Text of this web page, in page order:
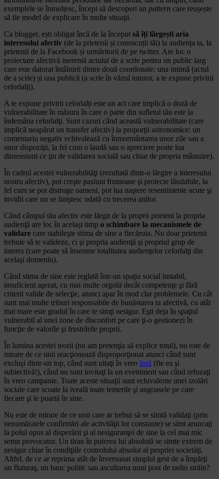
exemplele se înmulțesc, începi să descoperi un pattern care reușește
să fie model de explicare în multe situaţii.
Ca blogger, ești obligat încă de la început să îți lărgești aria
interesului afectiv (de la prietenii și cunoscuții tăi) la audiența ta, la
prietenii de la Facebook și urmăritorii de pe twitter. Are loc o
proiectare afectivă inerentă actului de a scrie pentru un public larg
care este datorat întâlnirii dintre două coordonate: una intimă (actul
de a scrie) și una publică (a scrie în văzul tuturor, a te expune privirii
celorlalți).
A te expune privirii celorlalți este un act care implică o doză de
vulnerabilitate în măsura în care o parte din sufletul tău este la
îndemâna celorlalţi. Sunt cazuri când această vulnerabilitate (care
implică neapărat un transfer afectiv) ia proporţii astronomice: un
comentariu negativ echivalează cu înmormântarea unor zile sau a
unor dispoziţii, la fel cum o laudă sau o apreciere poate lua
dimensiuni ce ţin de validarea socială sau chiar de propria mântuire).
În cadrul acestei vulnerabilităţi (rezultată dintr-o lărgire a interesului
nostru afectiv), pot creşte pasiuni frumoase şi proiecte lăudabile, la
fel cum se pot distruge oameni, pot lua naştere resentimente acute şi
invidii care nu se liniştesc odată cu trecerea anilor.
Când câmpul tău afectiv este lărgit de la proprii prieteni la propria
audienţă are loc în același timp o schimbare la mecanismele de
validare care stabileşte stima de sine a fiecăruia. Nu doar prietenii
trebuie să te valideze, ci şi propria audienţă şi propriul grup de
interes (care poate să însemne totalitatea audienţelor celorlalţi din
acelaşi domeniu).
Când stima de sine este reglată într-un spaţiu social instabil,
insuficient aşezat, cu mai multe orgolii decât competenţe şi fără
criterii valide de selecţie, atunci apar în mod clar problemele. Cu cât
sunt mai multe triburi responsabile de bunăstarea ta afectivă, cu atât
mai mare este gradul în care te simţi nesigur. Eşti deja în spaţiul
vulnerabil al unei zone de disconfort pe care ţi-o gestionezi în
funcţie de valorile şi frustrările proprii.
În lumina acestei teorii (nu am pretenţia să explice totul), nu este de
mirare de ce unii reacţionează disproporţionat atunci când sunt
excluşi dintr-un top, când sunt uitaţi în vreo listă (fie ea şi
subiectivă!), când nu sunt invitaţi la un eveniment sau când refuzaţi
în vreo campanie. Toate aceste situaţii sunt echivalente unei izolări
sociale care scoate la iveală toate temerile şi angoasele pe care
fiecare şi le poartă în sine.
Nu este de mirare de ce unii care ar trebui să se simtă validaţi (prin
nenumăratele confirmări ale activităţii lor constante) se simt aruncaţi
la polul opus al disperării şi al nesiguranţei de sine la cel mai mic
semn provocator. Un tiran în puterea lui absolută se simte extrem de
nesigur chiar în condiţiile controlului absolut al propriei societăţi.
Altfel, de ce ar reprima atât de înversunat simplul gest de a împărţi
un fluturaş, un banc politic sau ascultarea unui post de radio străin?